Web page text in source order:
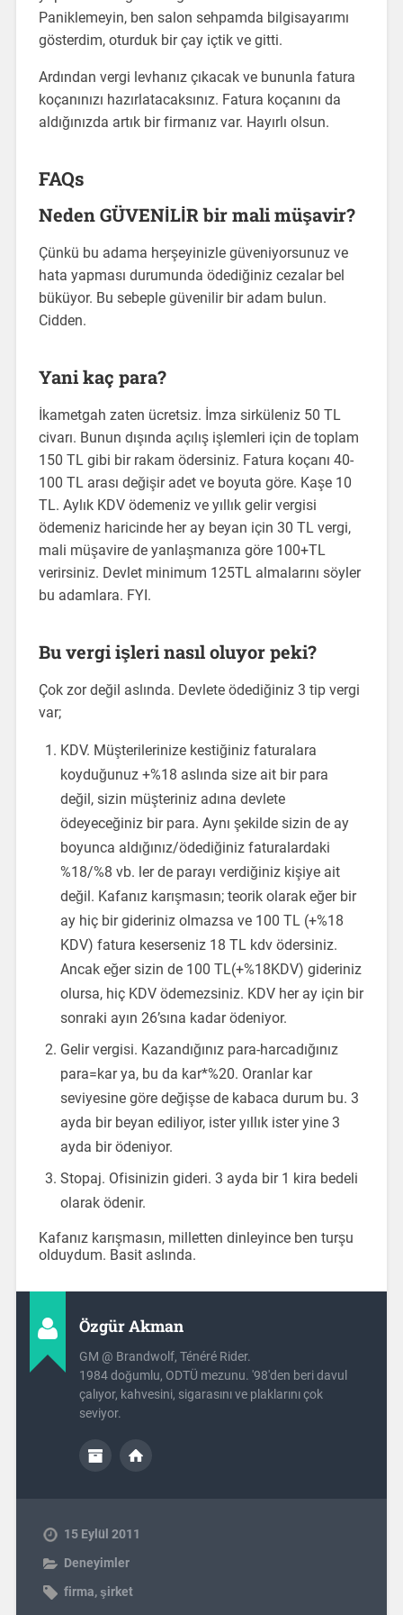
Paniklemeyin, ben salon sehpamda bilgisayarımı
gösterdim, oturduk bir çay içtik ve gitti.
Ardından vergi levhanız çıkacak ve bununla fatura
koçanınızı hazırlatacaksınız. Fatura koçanını da
aldığınızda artık bir firmanız var. Hayırlı olsun.
FAQs
Neden GÜVENİLİR bir mali müşavir?
Çünkü bu adama herşeyinizle güveniyorsunuz ve
hata yapması durumunda ödediğiniz cezalar bel
büküyor. Bu sebeple güvenilir bir adam bulun.
Cidden.
Yani kaç para?
İkametgah zaten ücretsiz. İmza sirküleniz 50 TL
civarı. Bunun dışında açılış işlemleri için de toplam
150 TL gibi bir rakam ödersiniz. Fatura koçanı 40-
100 TL arası değişir adet ve boyuta göre. Kaşe 10
TL. Aylık KDV ödemeniz ve yıllık gelir vergisi
ödemeniz haricinde her ay beyan için 30 TL vergi,
mali müşavire de yanlaşmanıza göre 100+TL
verirsiniz. Devlet minimum 125TL almalarını söyler
bu adamlara. FYI.
Bu vergi işleri nasıl oluyor peki?
Çok zor değil aslında. Devlete ödediğiniz 3 tip vergi
var;
KDV. Müşterilerinize kestiğiniz faturalara
koyduğunuz +%18 aslında size ait bir para
değil, sizin müşteriniz adına devlete
ödeyeceğiniz bir para. Aynı şekilde sizin de ay
boyunca aldığınız/ödediğiniz faturalardaki
%18/%8 vb. ler de parayı verdiğiniz kişiye ait
değil. Kafanız karışmasın; teorik olarak eğer bir
ay hiç bir gideriniz olmazsa ve 100 TL (+%18
KDV) fatura keserseniz 18 TL kdv ödersiniz.
Ancak eğer sizin de 100 TL(+%18KDV) gideriniz
olursa, hiç KDV ödemezsiniz. KDV her ay için bir
sonraki ayın 26’sına kadar ödeniyor.
Gelir vergisi. Kazandığınız para-harcadığınız
para=kar ya, bu da kar*%20. Oranlar kar
seviyesine göre değişse de kabaca durum bu. 3
ayda bir beyan ediliyor, ister yıllık ister yine 3
ayda bir ödeniyor.
Stopaj. Ofisinizin gideri. 3 ayda bir 1 kira bedeli
olarak ödenir.
Kafanız karışmasın, milletten dinleyince ben turşu
olduydum. Basit aslında.
Özgür Akman
GM @ Brandwolf, Ténéré Rider.
1984 doğumlu, ODTÜ mezunu. '98'den beri davul
çalıyor, kahvesini, sigarasını ve plaklarını çok
seviyor.
15 Eylül 2011
Deneyimler
firma, şirket